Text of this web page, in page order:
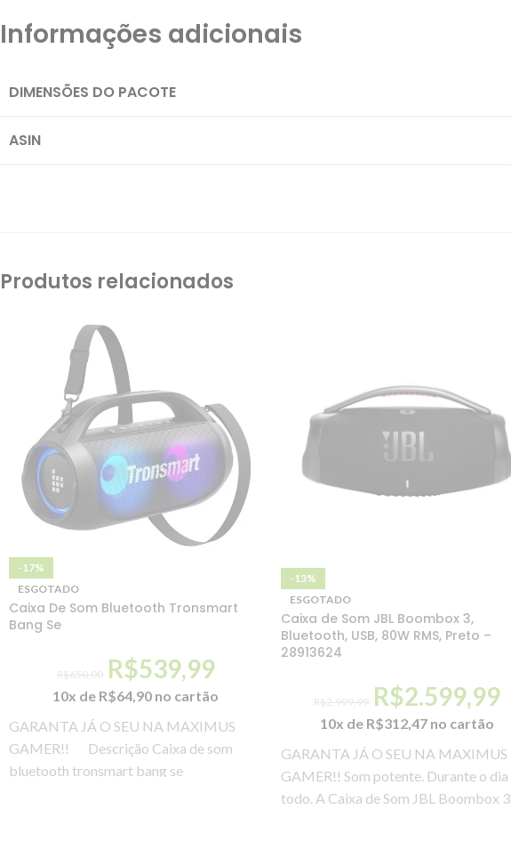
Informações adicionais
DIMENSÕES DO PACOTE
ASIN
Produtos relacionados
-17%
ESGOTADO
Caixa De Som Bluetooth Tronsmart
Bang Se
R$650,00 R$539,99
10x de R$64,90 no cartão
GARANTA JÁ O SEU NA MAXIMUS
GAMER!! Descrição Caixa de som
bluetooth tronsmart bang se
-13%
ESGOTADO
Caixa de Som JBL Boombox 3,
Bluetooth, USB, 80W RMS, Preto –
28913624
R$2.999,99 R$2.599,99
10x de R$312,47 no cartão
GARANTA JÁ O SEU NA MAXIMUS
GAMER!! Som potente. Durante o dia
todo. A Caixa de Som JBL Boombox 3